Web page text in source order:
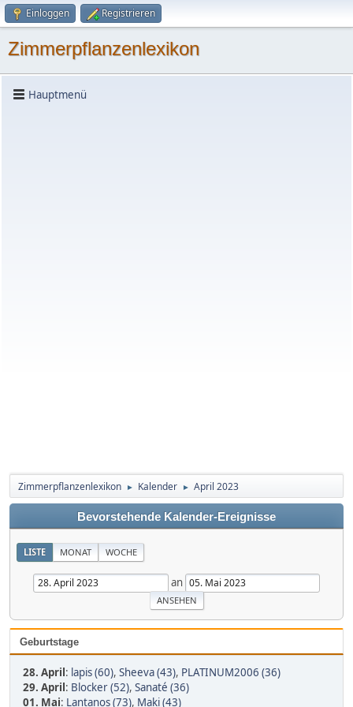
Einloggen Registrieren
Zimmerpflanzenlexikon
Hauptmenü
Zimmerpflanzenlexikon ► Kalender ► April 2023
Bevorstehende Kalender-Ereignisse
LISTE MONAT WOCHE
an
Geburtstage
28. April: lapis (60), Sheeva (43), PLATINUM2006 (36)
29. April: Blocker (52), Sanaté (36)
01. Mai: Lantanos (73), Maki (43)